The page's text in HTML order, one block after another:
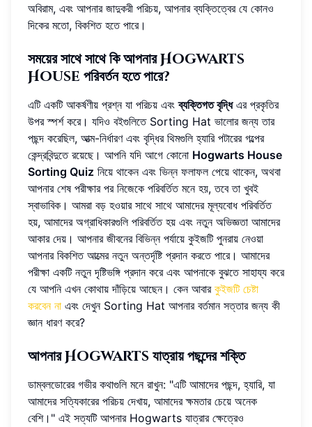
অবিরাম, এবং আপনার জাদুকরী পরিচয়, আপনার ব্যক্তিত্বের যে কোনও
দিকের মতো, বিকশিত হতে পারে।
সময়ের সাথে সাথে কি আপনার Hogwarts
House পরিবর্তন হতে পারে?
এটি একটি আকর্ষণীয় প্রশ্ন যা পরিচয় এবংব্যক্তিগত বৃদ্ধিএর প্রকৃতির
উপর স্পর্শ করে। যদিও বইগুলিতে Sorting Hat ভালোর জন্য তার
পছন্দ করেছিল, আত্ম-নির্ধারণ এবং বৃদ্ধির থিমগুলি হ্যারি পটারের গল্পের
কেন্দ্রবিন্দুতে রয়েছে। আপনি যদি আগে কোনো Hogwarts House
Sorting Quiz নিয়ে থাকেন এবং ভিন্ন ফলাফল পেয়ে থাকেন, অথবা
আপনার শেষ পরীক্ষার পর নিজেকে পরিবর্তিত মনে হয়, তবে তা খুবই
স্বাভাবিক। আমরা বড় হওয়ার সাথে সাথে আমাদের মূল্যবোধ পরিবর্তিত
হয়, আমাদের অগ্রাধিকারগুলি পরিবর্তিত হয় এবং নতুন অভিজ্ঞতা আমাদের
আকার দেয়। আপনার জীবনের বিভিন্ন পর্যায়ে কুইজটি পুনরায় নেওয়া
আপনার বিকশিত আত্মের নতুন অন্তর্দৃষ্টি প্রদান করতে পারে। আমাদের
পরীক্ষা একটি নতুন দৃষ্টিভঙ্গি প্রদান করে এবং আপনাকে বুঝতে সাহায্য করে
যে আপনি এখন কোথায় দাঁড়িয়ে আছেন। কেন আবার কুইজটি চেষ্টা
করবেন না এবং দেখুন Sorting Hat আপনার বর্তমান সত্তার জন্য কী
জ্ঞান ধারণ করে?
আপনার Hogwarts যাত্রায় পছন্দের শক্তি
ডাম্বলডোরের গভীর কথাগুলি মনে রাখুন: "এটি আমাদের পছন্দ, হ্যারি, যা
আমাদের সত্যিকারের পরিচয় দেখায়, আমাদের ক্ষমতার চেয়ে অনেক
বেশি।" এই সত্যটি আপনার Hogwarts যাত্রার ক্ষেত্রেও